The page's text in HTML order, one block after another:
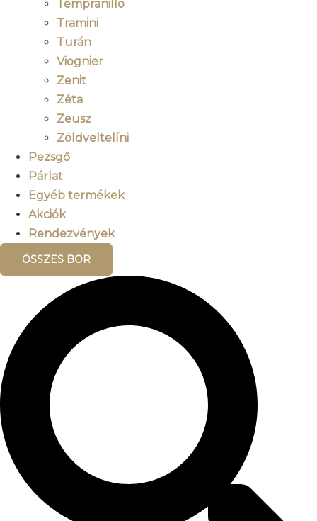
Tempranillo
Tramini
Turán
Viognier
Zenit
Zéta
Zeusz
Zöldveltelíni
Pezsgő
Párlat
Egyéb termékek
Akciók
Rendezvények
ÖSSZES BOR